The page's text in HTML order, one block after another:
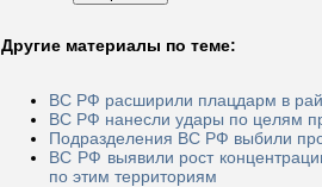
Другие материалы по теме:
ВС РФ расширили плацдарм в
ВС РФ нанесли удары по целям
Подразделения ВС РФ выбили
ВС РФ выявили рост
по этим территориям